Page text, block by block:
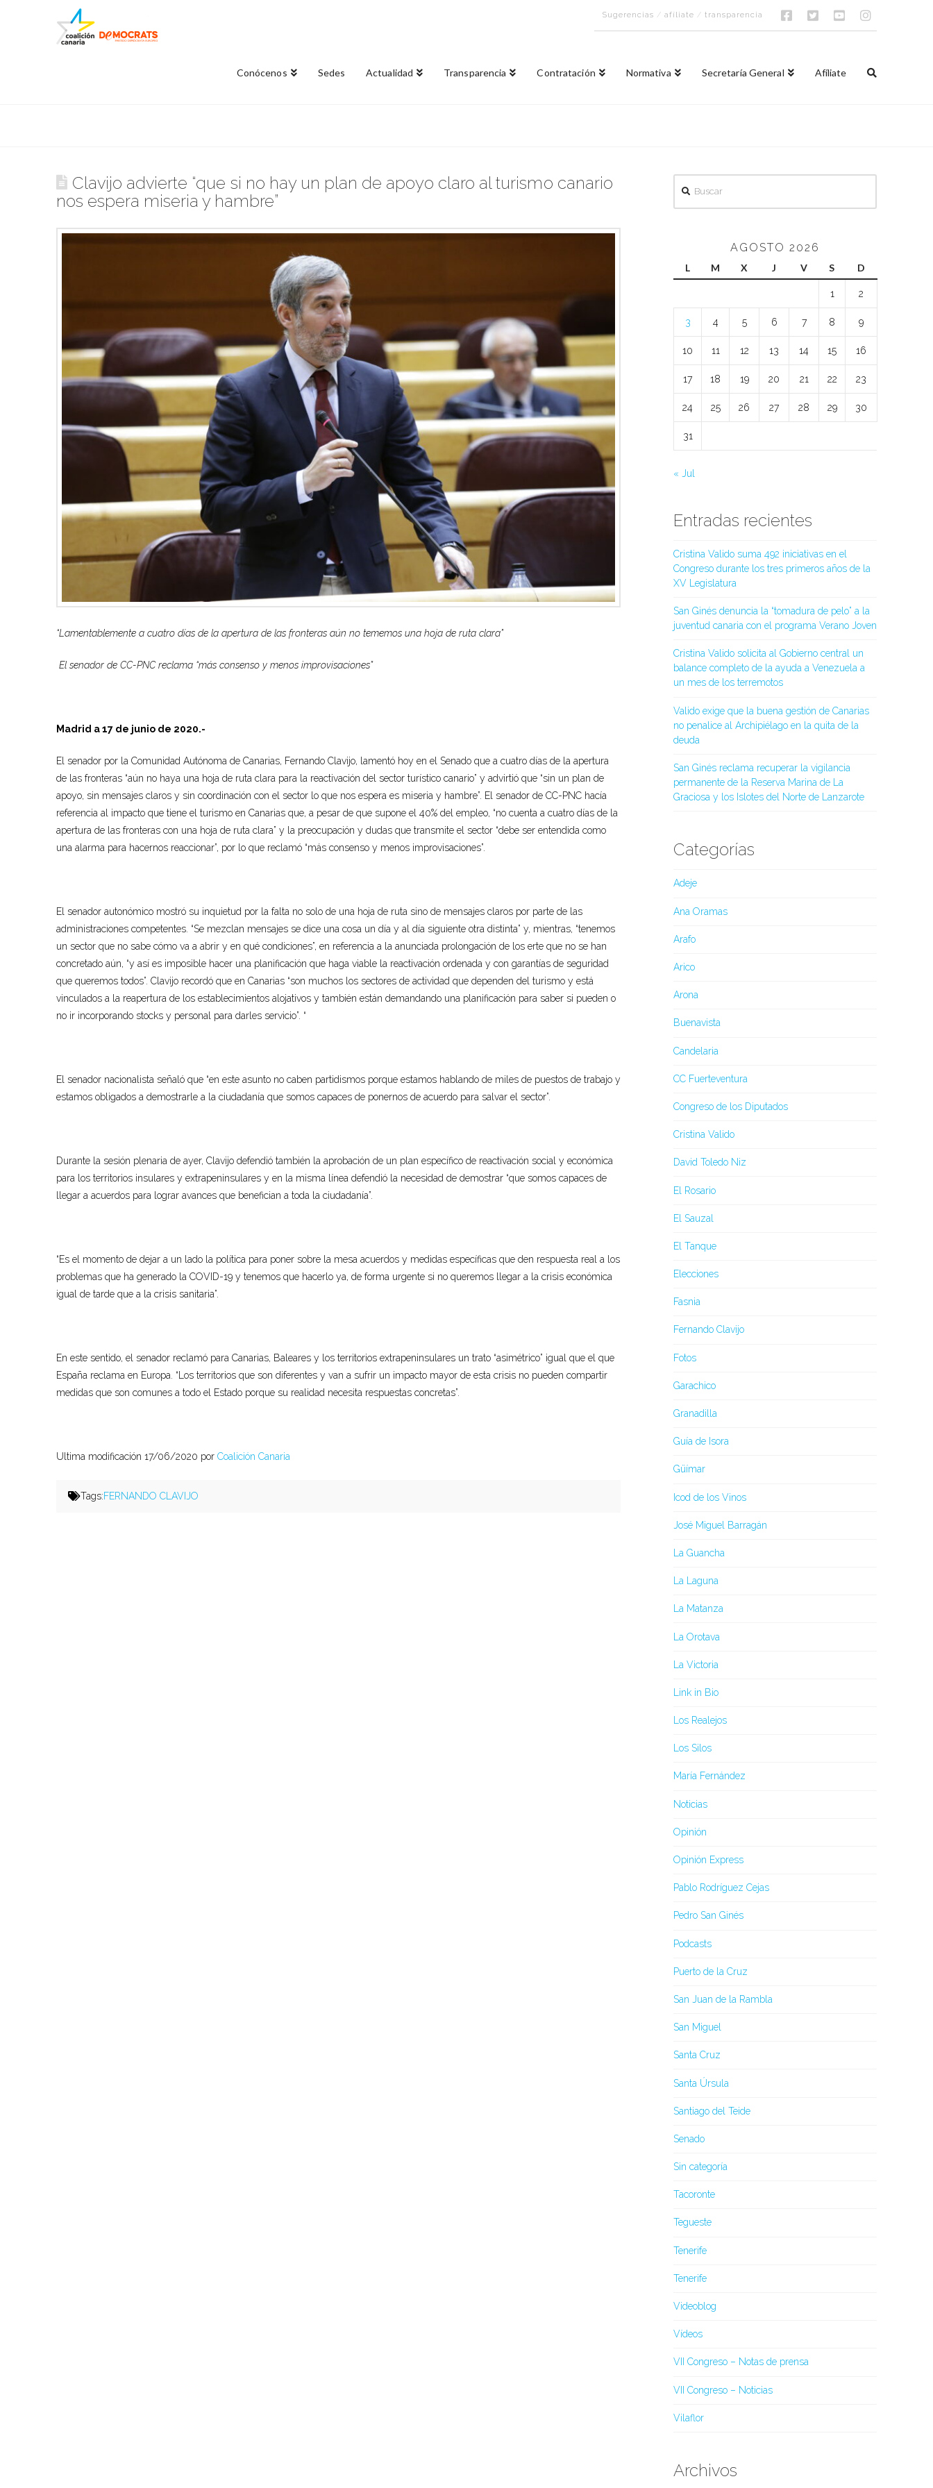
Sugerencias /afíliate /transparencia
Conócenos Sedes Actualidad Transparencia Contratación Normativa Secretaría General Afíliate
Clavijo advierte “que si no hay un plan de apoyo claro al turismo canario
nos espera miseria y hambre”
“Lamentablemente a cuatro días de la apertura de las fronteras aún no tememos una hoja de ruta clara”
El senador de CC-PNC reclama “más consenso y menos improvisaciones”
Madrid a 17 de junio de 2020.-
El senador por la Comunidad Autónoma de Canarias, Fernando Clavijo, lamentó hoy en el Senado que a cuatro días de la apertura
de las fronteras “aún no haya una hoja de ruta clara para la reactivación del sector turístico canario” y advirtió que “sin un plan de
apoyo, sin mensajes claros y sin coordinación con el sector lo que nos espera es miseria y hambre”. El senador de CC-PNC hacía
referencia al impacto que tiene el turismo en Canarias que, a pesar de que supone el 40% del empleo, “no cuenta a cuatro días de la
apertura de las fronteras con una hoja de ruta clara” y la preocupación y dudas que transmite el sector “debe ser entendida como
una alarma para hacernos reaccionar”, por lo que reclamó “más consenso y menos improvisaciones”.
El senador autonómico mostró su inquietud por la falta no solo de una hoja de ruta sino de mensajes claros por parte de las
administraciones competentes. “Se mezclan mensajes se dice una cosa un día y al día siguiente otra distinta” y, mientras, “tenemos
un sector que no sabe cómo va a abrir y en qué condiciones”, en referencia a la anunciada prolongación de los erte que no se han
concretado aún, “y así es imposible hacer una planificación que haga viable la reactivación ordenada y con garantías de seguridad
que queremos todos”. Clavijo recordó que en Canarias “son muchos los sectores de actividad que dependen del turismo y está
vinculados a la reapertura de los establecimientos alojativos y también están demandando una planificación para saber si pueden o
no ir incorporando stocks y personal para darles servicio”. “
El senador nacionalista señaló que “en este asunto no caben partidismos porque estamos hablando de miles de puestos de trabajo y
estamos obligados a demostrarle a la ciudadanía que somos capaces de ponernos de acuerdo para salvar el sector”.
Durante la sesión plenaria de ayer, Clavijo defendió también la aprobación de un plan específico de reactivación social y económica
para los territorios insulares y extrapeninsulares y en la misma línea defendió la necesidad de demostrar “que somos capaces de
llegar a acuerdos para lograr avances que benefician a toda la ciudadanía”.
“Es el momento de dejar a un lado la política para poner sobre la mesa acuerdos y medidas específicas que den respuesta real a los
problemas que ha generado la COVID-19 y tenemos que hacerlo ya, de forma urgente si no queremos llegar a la crisis económica
igual de tarde que a la crisis sanitaria”.
En este sentido, el senador reclamó para Canarias, Baleares y los territorios extrapeninsulares un trato “asimétrico” igual que el que
España reclama en Europa. “Los territorios que son diferentes y van a sufrir un impacto mayor de esta crisis no pueden compartir
medidas que son comunes a todo el Estado porque su realidad necesita respuestas concretas”.
Ultima modificación 17/06/2020 por Coalición Canaria
Tags:FERNANDO CLAVIJO
AGOSTO 2026
L M X J V S D
1 2
3 4 5 6 7 8 9
10 11 12 13 14 15 16
17 18 19 20 21 22 23
24 25 26 27 28 29 30
31
« Jul
Entradas recientes
Cristina Valido suma 492 iniciativas en el
Congreso durante los tres primeros años de la
XV Legislatura
San Ginés denuncia la “tomadura de pelo” a la
juventud canaria con el programa Verano Joven
Cristina Valido solicita al Gobierno central un
balance completo de la ayuda a Venezuela a
un mes de los terremotos
Valido exige que la buena gestión de Canarias
no penalice al Archipiélago en la quita de la
deuda
San Ginés reclama recuperar la vigilancia
permanente de la Reserva Marina de La
Graciosa y los Islotes del Norte de Lanzarote
Categorías
Adeje
Ana Oramas
Arafo
Arico
Arona
Buenavista
Candelaria
CC Fuerteventura
Congreso de los Diputados
Cristina Valido
David Toledo Niz
El Rosario
El Sauzal
El Tanque
Elecciones
Fasnia
Fernando Clavijo
Fotos
Garachico
Granadilla
Guía de Isora
Güímar
Icod de los Vinos
José Miguel Barragán
La Guancha
La Laguna
La Matanza
La Orotava
La Victoria
Link in Bio
Los Realejos
Los Silos
María Fernández
Noticias
Opinión
Opinión Express
Pablo Rodríguez Cejas
Pedro San Ginés
Podcasts
Puerto de la Cruz
San Juan de la Rambla
San Miguel
Santa Cruz
Santa Úrsula
Santiago del Teide
Senado
Sin categoría
Tacoronte
Tegueste
Tenerife
Tenerife
Videoblog
Vídeos
VII Congreso – Notas de prensa
VII Congreso – Noticias
Vilaflor
Archivos